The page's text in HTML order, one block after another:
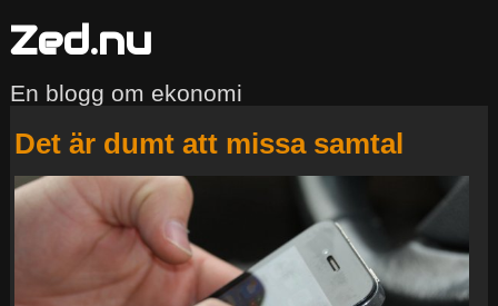
Zed.nu
En blogg om ekonomi
Det är dumt att missa samtal